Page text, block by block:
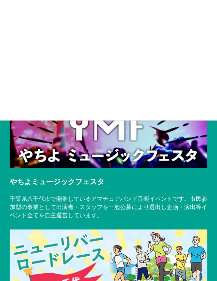
やちよミュージックフェスタ
千葉県八千代市で開催しているアマチュアバンド音楽イベントです。市民参
加型の事業として出演者・スタッフを一般公募により選出し企画・演出等イ
ベント全てを自主運営しています。